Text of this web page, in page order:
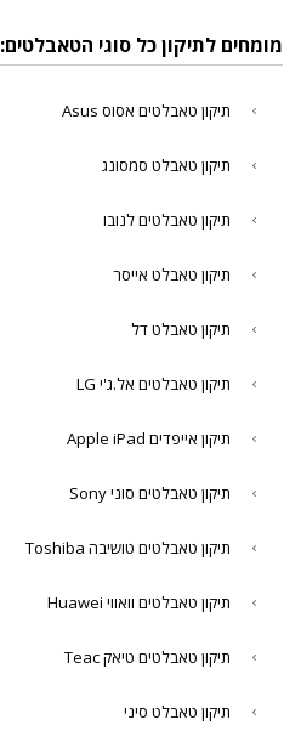
מומחים לתיקון כל סוגי הטאבלטים:
תיקון טאבלטים אסוס Asus
תיקון טאבלט סמסונג
תיקון טאבלטים לנובו
תיקון טאבלט אייסר
תיקון טאבלט דל
תיקון טאבלטים אל.ג'י LG
תיקון אייפדים Apple iPad
תיקון טאבלטים סוני Sony
תיקון טאבלטים טושיבה Toshiba
תיקון טאבלטים וואווי Huawei
תיקון טאבלטים טיאק Teac
תיקון טאבלט סיני